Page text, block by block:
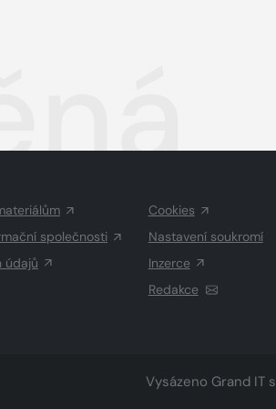
společnosti
údajů
Cookies
Nastavení soukromí
Inzerce
Redakce
Vysázeno Grand IT